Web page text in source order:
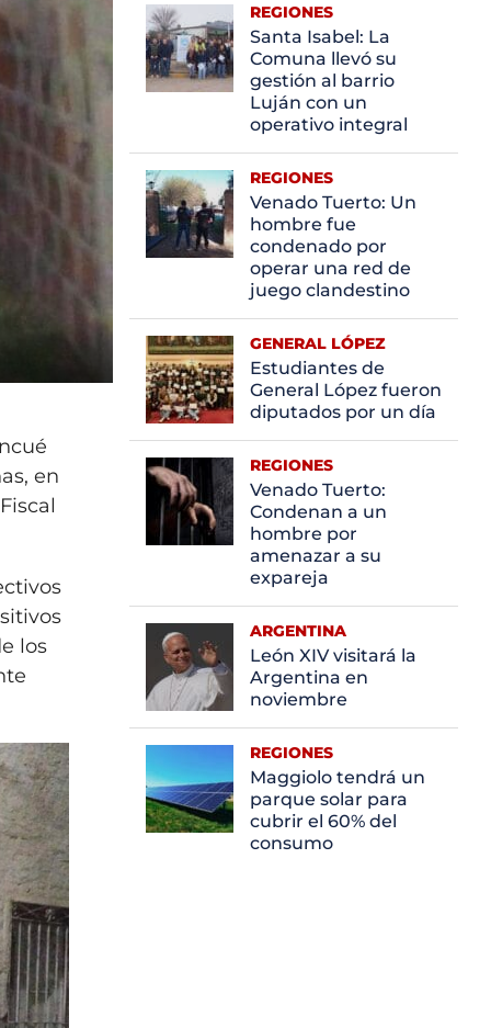
en
los
REGIONES
Santa Isabel: La
Comuna llevó su
gestión al barrio
Luján con un
operativo integral
REGIONES
Venado Tuerto: Un
hombre fue
condenado por
operar una red de
juego clandestino
GENERAL LÓPEZ
Estudiantes de
General López fueron
diputados por un día
REGIONES
Venado Tuerto:
Condenan a un
hombre por
amenazar a su
expareja
ARGENTINA
León XIV visitará la
Argentina en
noviembre
REGIONES
Maggiolo tendrá un
parque solar para
cubrir el 60% del
consumo